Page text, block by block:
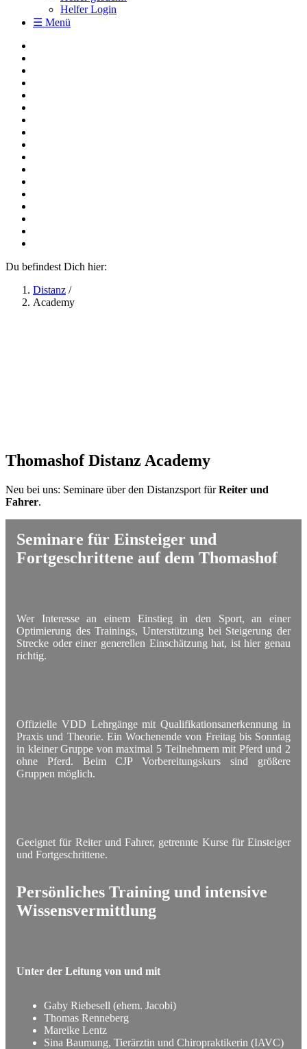
Helfer Login
☰ Menü
Du befindest Dich hier:
Distanz /
Academy
Thomashof Distanz Academy
Neu bei uns: Seminare über den Distanzsport fürReiter und
Fahrer.
Seminare für Einsteiger und
Fortgeschrittene auf dem Thomashof
Wer Interesse an einem Einstieg in den Sport, an einer
Optimierung des Trainings, Unterstützung bei Steigerung der
Strecke oder einer generellen Einschätzung hat, ist hier genau
richtig.
Offizielle VDD Lehrgänge mit Qualifikationsanerkennung in
Praxis und Theorie. Ein Wochenende von Freitag bis Sonntag
in kleiner Gruppe von maximal 5 Teilnehmern mit Pferd und 2
ohne Pferd. Beim CJP Vorbereitungskurs sind größere
Gruppen möglich.
Geeignet für Reiter und Fahrer, getrennte Kurse für Einsteiger
und Fortgeschrittene.
Persönliches Training und intensive
Wissensvermittlung
Unter der Leitung von und mit
Gaby Riebesell (ehem. Jacobi)
Thomas Renneberg
Mareike Lentz
Sina Baumung, Tierärztin und Chiropraktikerin (IAVC)